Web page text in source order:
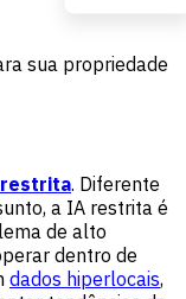
sua propriedade
. Diferente
a IA restrita é
de alto
dentro de
dados hiperlocais,